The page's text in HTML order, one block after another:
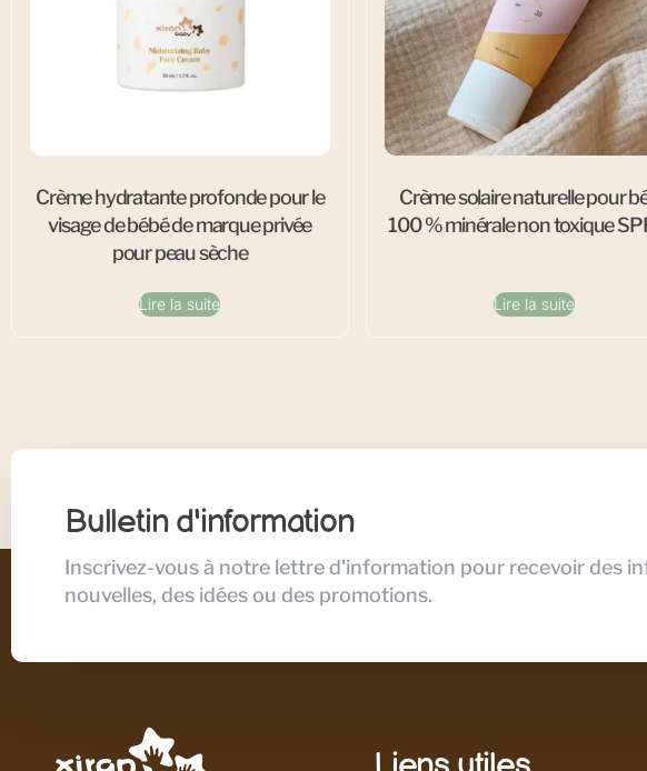
Crème hydratante profonde pour le
visage de bébé de marque privée
pour peau sèche
Lire la suite
Crème solaire naturelle pour
100 % minérale non toxique
Lire la suite
Bulletin d'information
Inscrivez-vous à notre lettre d'information pour recevoir des
nouvelles, des idées ou des promotions.